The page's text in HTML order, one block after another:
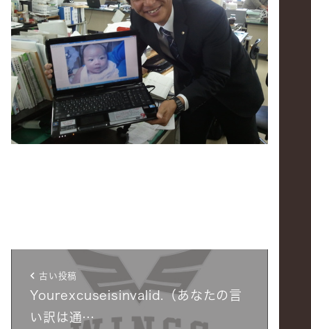
古い投稿
Yourexcuseisinvalid.（あなたの言
い訳は通…